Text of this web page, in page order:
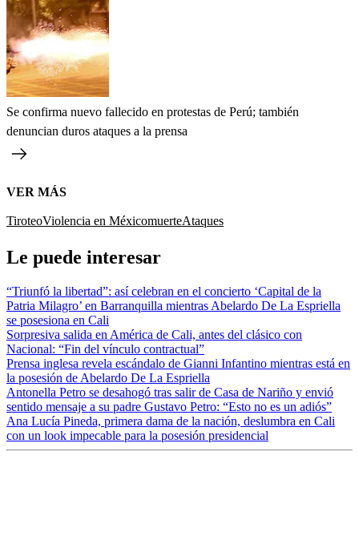
Se confirma nuevo fallecido en protestas de Perú; también
denuncian duros ataques a la prensa
VER MÁS
TiroteoViolencia en MéxicomuerteAtaques
Le puede interesar
“Triunfó la libertad”: así celebran en el concierto ‘Capital de la
Patria Milagro’ en Barranquilla mientras Abelardo De La Espriella
se posesiona en Cali
Sorpresiva salida en América de Cali, antes del clásico con
Nacional: “Fin del vínculo contractual”
Prensa inglesa revela escándalo de Gianni Infantino mientras está en
la posesión de Abelardo De La Espriella
Antonella Petro se desahogó tras salir de Casa de Nariño y envió
sentido mensaje a su padre Gustavo Petro: “Esto no es un adiós”
Ana Lucía Pineda, primera dama de la nación, deslumbra en Cali
con un look impecable para la posesión presidencial